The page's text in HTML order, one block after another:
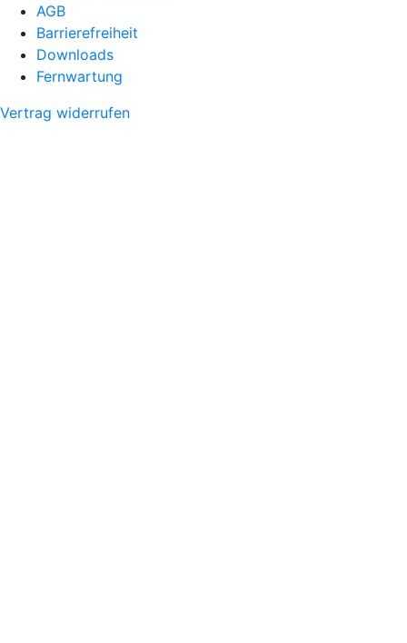
AGB
Barrierefreiheit
Downloads
Fernwartung
Vertrag widerrufen